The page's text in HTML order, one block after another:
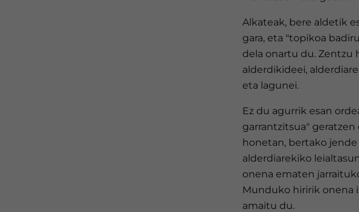
Alkateak, bere aldetik
gara, eta "topikoa
dela onartu du. Zentzu
alderdikideei,
eta lagunei.
Ez du agurrik esan
garrantzitsua" geratzen
honetan, bertako
alderdiarekiko
onena ematen
Munduko hiririk onena
amaitu du.